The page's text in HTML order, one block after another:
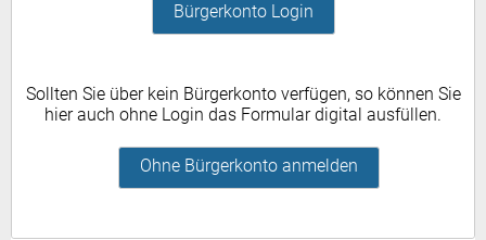
Bürgerkonto Login
Sollten Sie über kein Bürgerkonto verfügen, so können Sie
hier auch ohne Login das Formular digital ausfüllen.
Ohne Bürgerkonto anmelden